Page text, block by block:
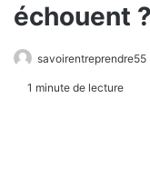
échouent ?
savoirentreprendre55
1 minute de lecture